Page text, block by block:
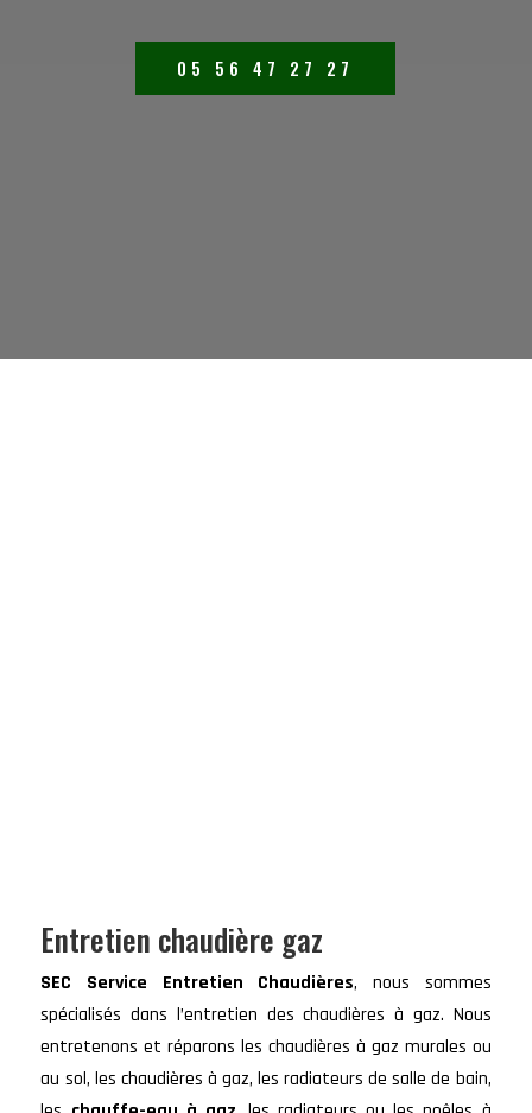
05 56 47 27 27
Entretien chaudière gaz
SEC Service Entretien Chaudières, nous sommes
spécialisés dans l’entretien des chaudières à gaz. Nous
entretenons et réparons les chaudières à gaz murales ou
au sol, les chaudières à gaz, les radiateurs de salle de bain,